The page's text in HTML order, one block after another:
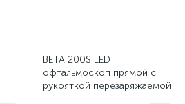
BETA 200S LED
офтальмоскоп прямой с
рукояткой перезаряжаемой